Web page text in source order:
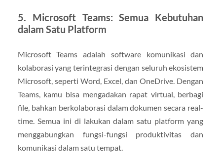
5. Microsoft Teams: Semua Kebutuhan
dalam Satu Platform
Microsoft Teams adalah software komunikasi dan
kolaborasi yang terintegrasi dengan seluruh ekosistem
Microsoft, seperti Word, Excel, dan OneDrive. Dengan
Teams, kamu bisa mengadakan rapat virtual, berbagi
file, bahkan berkolaborasi dalam dokumen secara real-
time. Semua ini di lakukan dalam satu platform yang
menggabungkan fungsi-fungsi produktivitas dan
komunikasi dalam satu tempat.